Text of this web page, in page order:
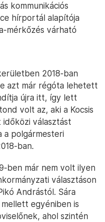
kommunikációs
hírportál alapítója
mérkőzés várható
2018-ban
azt már régóta lehetett
újra itt, így lett
volt az, aki a Kocsis
választást
a polgármesteri
ban.
ben már nem volt ilyen
választáson
Andrástól. Sára
egyéniben is
ahol szintén